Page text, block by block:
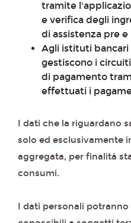
tramite
e verifica degli
di assistenza pre
Agli istituti bancari
gestiscono i
di pagamento
effettuati i
I dati che la riguardano
solo ed esclusivamente
aggregata, per finalità
consumi.
I dati personali potranno